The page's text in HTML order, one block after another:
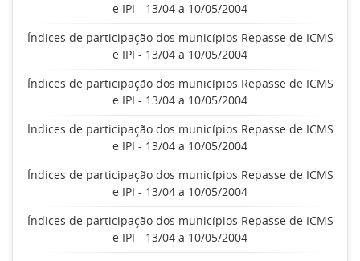
e IPI - 13/04 a 10/05/2004
Índices de participação dos municípios Repasse de ICMS
e IPI - 13/04 a 10/05/2004
Índices de participação dos municípios Repasse de ICMS
e IPI - 13/04 a 10/05/2004
Índices de participação dos municípios Repasse de ICMS
e IPI - 13/04 a 10/05/2004
Índices de participação dos municípios Repasse de ICMS
e IPI - 13/04 a 10/05/2004
Índices de participação dos municípios Repasse de ICMS
e IPI - 13/04 a 10/05/2004